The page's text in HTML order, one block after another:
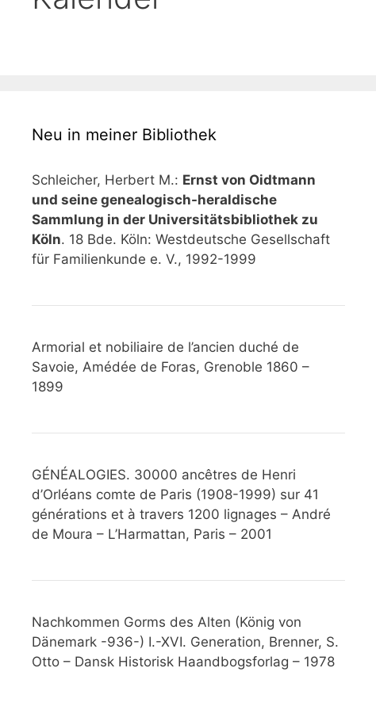
Neu in meiner Bibliothek
Schleicher, Herbert M.: Ernst von Oidtmann
und seine genealogisch-heraldische
Sammlung in der Universitätsbibliothek zu
Köln. 18 Bde. Köln: Westdeutsche Gesellschaft
für Familienkunde e. V., 1992-1999
Armorial et nobiliaire de l’ancien duché de
Savoie, Amédée de Foras, Grenoble 1860 –
1899
GÉNÉALOGIES. 30000 ancêtres de Henri
d’Orléans comte de Paris (1908-1999) sur 41
générations et à travers 1200 lignages – André
de Moura – L’Harmattan, Paris – 2001
Nachkommen Gorms des Alten (König von
Dänemark -936-) I.-XVI. Generation, Brenner, S.
Otto – Dansk Historisk Haandbogsforlag – 1978